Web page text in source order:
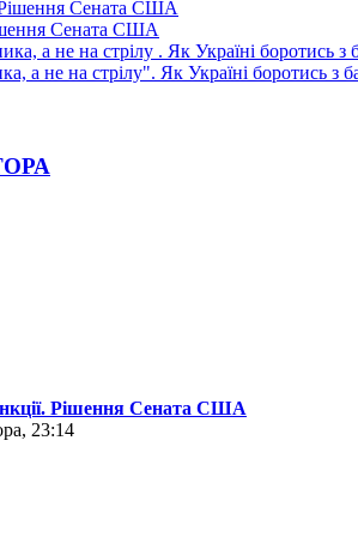
Сената США
а не на стрілу". Як Україні боротись з
Рішення Сената США
23:14